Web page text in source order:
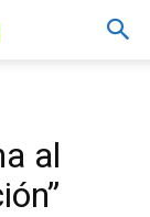
al